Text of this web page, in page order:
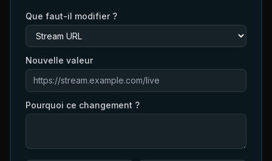
Que faut-il modifier ?
Nouvelle valeur
Pourquoi ce changement ?